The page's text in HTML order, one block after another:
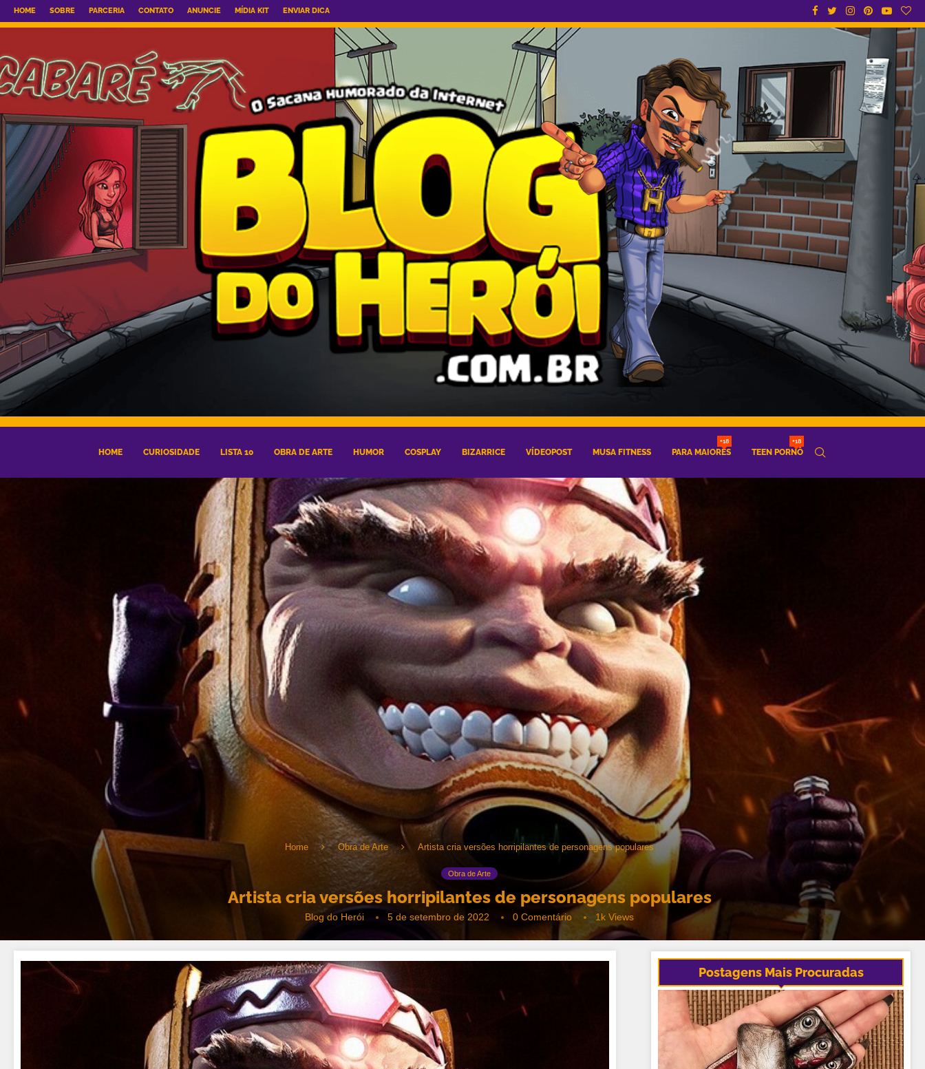
HOME SOBRE PARCERIA CONTATO ANUNCIE MÍDIA KIT ENVIAR DICA
HOME CURIOSIDADE LISTA 10 OBRA DE ARTE HUMOR COSPLAY BIZARRICE VÍDEOPOST MUSA FITNESS PARA MAIORES
+18
TEEN PORNÔ
+18
Home Obra de Arte Artista cria versões horripilantes de personagens populares
Obra de Arte
Artista cria versões horripilantes de personagens populares
Blog do Herói 5 de setembro de 2022 0 Comentário 1k Views
Postagens Mais Procuradas